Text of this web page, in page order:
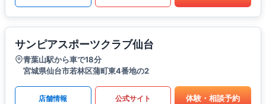
サンピアスポーツクラブ仙台
青葉山駅から車で18分
宮城県仙台市若林区蒲町東4番地の2
店舗情報 公式サイト 体験・相談予約